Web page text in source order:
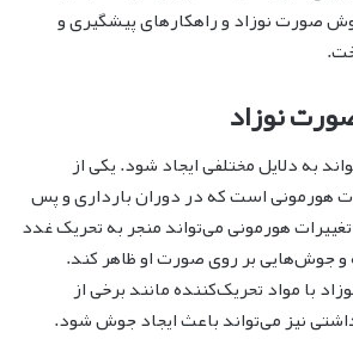
صورت نوزاد و راهکارهای پیشگیری و
نوزاد
به دلایل مختلفی ایجاد شود. یکی از
هورمونی است که در دوران بارداری و پس
هورمونی می‌تواند منجر به تحریک غدد
جوش‌هایی بر روی صورت او ظاهر کند.
با مواد تحریک‌کننده مانند برخی از
نیز می‌تواند باعث ایجاد جوش شود.